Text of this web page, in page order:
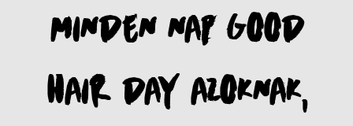
MINDEN NAP GOOD
HAIR DAY AZOKNAK,